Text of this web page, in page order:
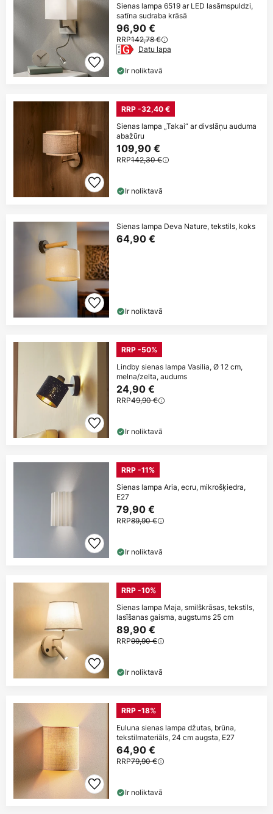
Sienas lampa 6519 ar LED lasāmspuldzi,
satīna sudraba krāsā
96,90 €
RRP142,78 €
Datu lapa
Ir noliktavā
RRP -32,40 €
Sienas lampa „Takai“ ar divslāņu auduma
abažūru
109,90 €
RRP142,30 €
Ir noliktavā
Sienas lampa Deva Nature, tekstils, koks
64,90 €
Ir noliktavā
RRP -50%
Lindby sienas lampa Vasilia, Ø 12 cm,
melna/zelta, audums
24,90 €
RRP49,90 €
Ir noliktavā
RRP -11%
Sienas lampa Aria, ecru, mikrošķiedra,
E27
79,90 €
RRP89,90 €
Ir noliktavā
RRP -10%
Sienas lampa Maja, smilškrāsas, tekstils,
lasīšanas gaisma, augstums 25 cm
89,90 €
RRP99,90 €
Ir noliktavā
RRP -18%
Euluna sienas lampa džutas, brūna,
tekstilmateriāls, 24 cm augsta, E27
64,90 €
RRP79,90 €
Ir noliktavā